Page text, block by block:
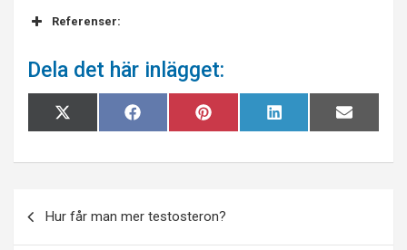
Referenser:
Dela det här inlägget:
Dela
på
X
(
w
e
)
Dela
på
F
a
e
k
Dela
på
P
i
t
t
Dela
på
L
i
k
Dela
på
E
-
o
Hur får man mer testosteron?